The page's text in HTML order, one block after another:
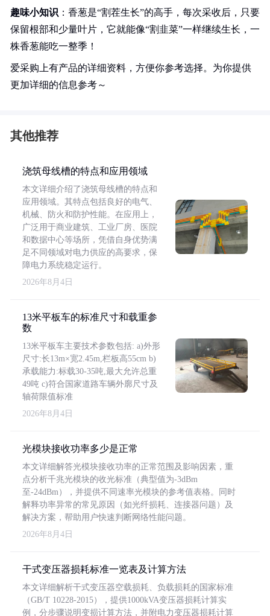
趣味小知识 ：香葱是“割茬生长”的高手，每次采收后，只要
保留根部和少量叶片，它就能像“割韭菜”一样继续生长，一
株香葱能吃一整季！
爱采购上有产品的详细资料，方便你参考选择。为你提供
更加详细的信息参考～
其他推荐
浇筑母线槽的特点和应用领域
本文详细介绍了浇筑母线槽的特点和
应用领域。其特点包括良好的电气、
机械、防火和防护性能。在应用上，
广泛用于商业建筑、工业厂房、医院
和数据中心等场所，凭借自身优势满
足不同领域对电力供应的高要求，保
障电力系统稳定运行。
2026年8月4日
13米平板车的标准尺寸和载重参
数
13米平板车主要技术参数包括: a)外形
尺寸:长13m×宽2.45m,栏板高55cm b)
承载能力:标载30-35吨,最大允许总重
49吨 c)符合国家道路车辆外廓尺寸及
轴荷限值标准
2026年8月4日
光模块接收功率多少是正常
本文详细解答光模块接收功率的正常范围及影响因素，重
点分析千兆光模块的收光标准（典型值为-3dBm
至-24dBm），并提供不同速率光模块的参考值表格。同时
解释功率异常的常见原因（如光纤损耗、连接器问题）及
解决方案，帮助用户快速判断网络性能问题。
2026年8月4日
干式变压器损耗标准一览表及计算方法
本文详细解析干式变压器空载损耗、负载损耗的国家标准
（GB/T 10228-2015），提供1000kVA变压器损耗计算实
例，分步骤说明变损计算方法，并附电力变压器损耗计算